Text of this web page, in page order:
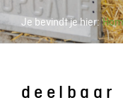
Je bevindt je hier:
deelbaar